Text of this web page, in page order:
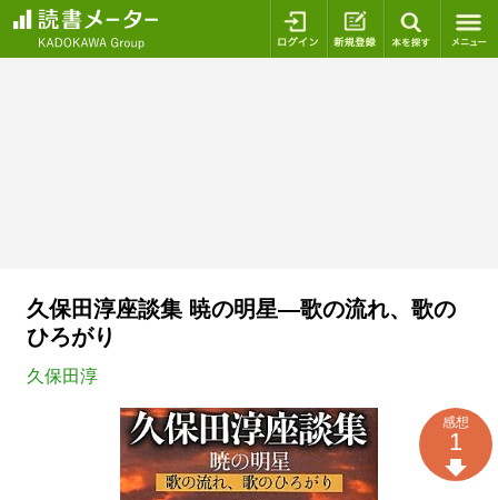
ログイン 新規登録
久保田淳座談集 暁の明星―歌の流れ、歌の
ひろがり
久保田淳
感想
1